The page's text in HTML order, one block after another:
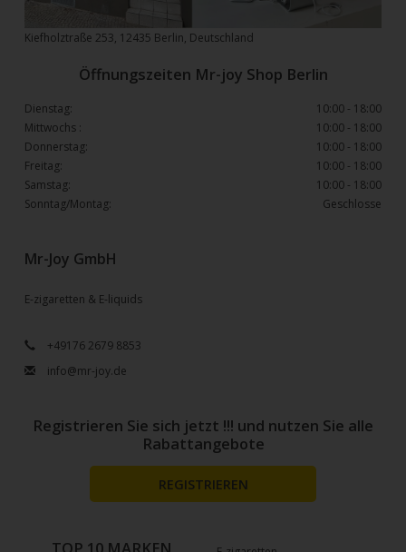
Mr-Joy GmbH
E-zigaretten & E-liquids
+49176 2679 8853
info@mr-joy.de
Kiefholztraße 253, 12435 Berlin, Deutschland
Öffnungszeiten Mr-joy Shop Berlin
Dienstag:
10:00 - 18:00
Mittwochs :
10:00 - 18:00
Donnerstag:
10:00 - 18:00
Freitag:
10:00 - 18:00
Samstag:
10:00 - 18:00
Sonntag/Montag:
Geschlosse
TOP 10 MARKEN
Registrieren Sie sich jetzt !!! und nutzen Sie alle
Rabattangebote
REGISTRIEREN